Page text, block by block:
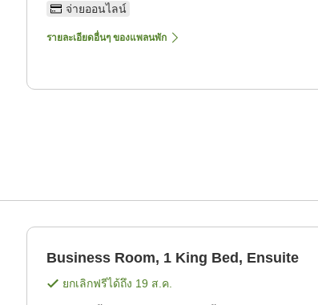
จ่ายออนไลน์
รายละเอียดอื่นๆ ของแพลนพัก
Business Room, 1 King Bed, Ensuite
ยกเลิกฟรีได้ถึง 19 ส.ค.